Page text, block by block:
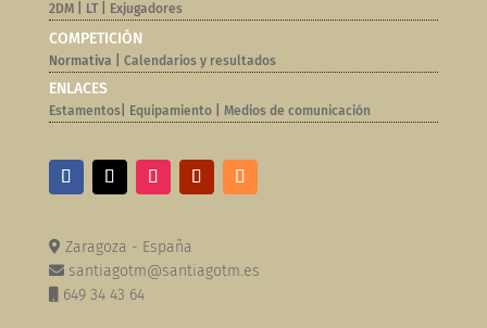
2DM| LT| Exjugadores
COMPETICIÓN
Normativa | Calendarios y resultados
ENLACES
Estamentos| Equipamiento| Medios de comunicación
Zaragoza - España
santiagotm@santiagotm.es
649 34 43 64